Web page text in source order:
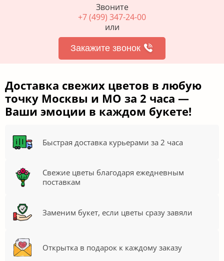
Звоните
+7 (499) 347-24-00
или
Закажите звонок
Доставка свежих цветов в любую
точку Москвы и МО за 2 часа —
Ваши эмоции в каждом букете!
Быстрая доставка курьерами за 2 часа
Свежие цветы благодаря ежедневным
поставкам
Заменим букет, если цветы сразу завяли
Открытка в подарок к каждому заказу